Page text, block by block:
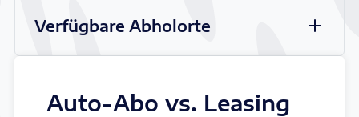
Verfügbare Abholorte
Auto-Abo vs. Leasing